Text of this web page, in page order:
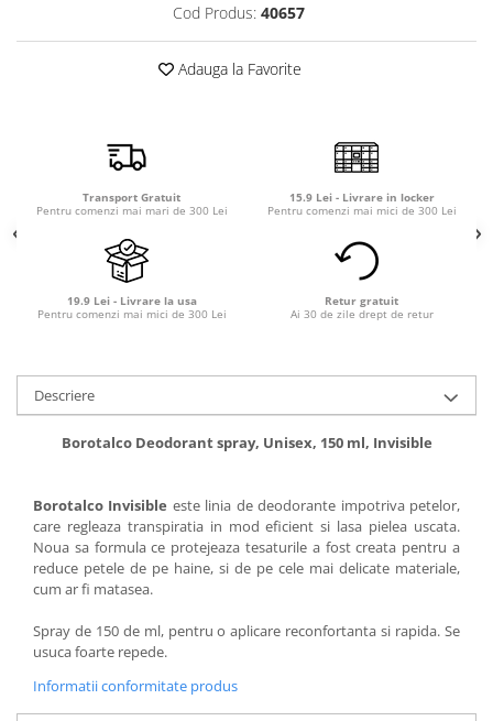
Cod Produs: 40657
Adauga la Favorite
Transport Gratuit
Pentru comenzi mai mari de 300 Lei
15.9 Lei - Livrare in locker
Pentru comenzi mai mici de 300 Lei
19.9 Lei - Livrare la usa
Pentru comenzi mai mici de 300 Lei
Retur gratuit
Ai 30 de zile drept de retur
Descriere
Borotalco Deodorant spray, Unisex, 150 ml, Invisible
Borotalco Invisible este linia de deodorante impotriva petelor,
care regleaza transpiratia in mod eficient si lasa pielea uscata.
Noua sa formula ce protejeaza tesaturile a fost creata pentru a
reduce petele de pe haine, si de pe cele mai delicate materiale,
cum ar fi matasea.
Spray de 150 de ml, pentru o aplicare reconfortanta si rapida. Se
usuca foarte repede.
Informatii conformitate produs